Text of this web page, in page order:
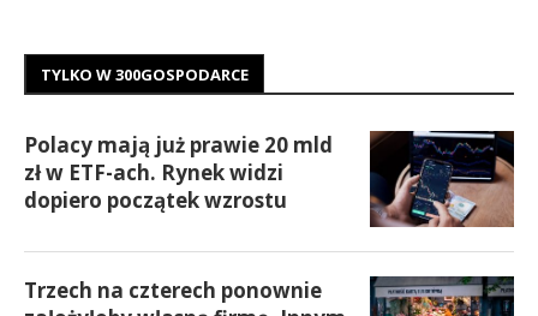
TYLKO W 300GOSPODARCE
Polacy mają już prawie 20 mld
zł w ETF-ach. Rynek widzi
dopiero początek wzrostu
Trzech na czterech ponownie